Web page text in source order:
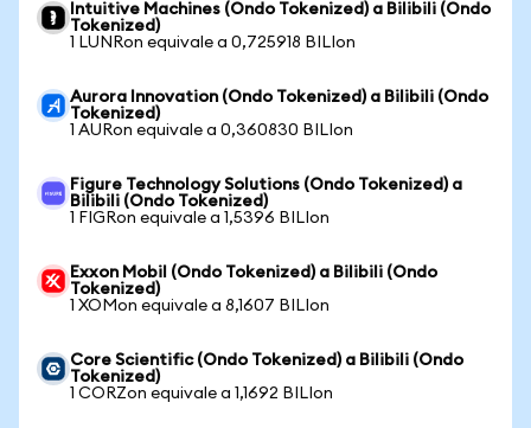
Intuitive Machines (Ondo Tokenized) a Bilibili (Ondo
Tokenized)
1 LUNRon equivale a 0,725918 BILIon
Aurora Innovation (Ondo Tokenized) a Bilibili (Ondo
Tokenized)
1 AURon equivale a 0,360830 BILIon
Figure Technology Solutions (Ondo Tokenized) a
Bilibili (Ondo Tokenized)
1 FIGRon equivale a 1,5396 BILIon
Exxon Mobil (Ondo Tokenized) a Bilibili (Ondo
Tokenized)
1 XOMon equivale a 8,1607 BILIon
Core Scientific (Ondo Tokenized) a Bilibili (Ondo
Tokenized)
1 CORZon equivale a 1,1692 BILIon